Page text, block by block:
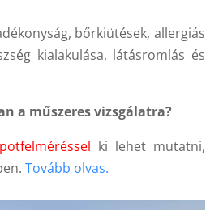
bőrkiütések, allergiás
kialakulása, látásromlás és
a műszeres vizsgálatra?
ki lehet mutatni,
Tovább olvas.